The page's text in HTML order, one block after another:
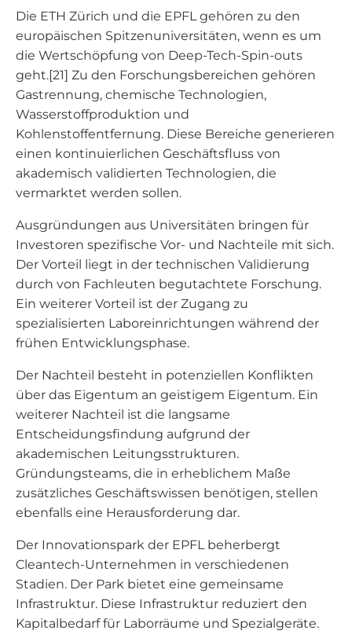
Die ETH Zürich und die EPFL gehören zu den
europäischen Spitzenuniversitäten, wenn es um
die Wertschöpfung von Deep-Tech-Spin-outs
geht.[21] Zu den Forschungsbereichen gehören
Gastrennung, chemische Technologien,
Wasserstoffproduktion und
Kohlenstoffentfernung. Diese Bereiche generieren
einen kontinuierlichen Geschäftsfluss von
akademisch validierten Technologien, die
vermarktet werden sollen.
Ausgründungen aus Universitäten bringen für
Investoren spezifische Vor- und Nachteile mit sich.
Der Vorteil liegt in der technischen Validierung
durch von Fachleuten begutachtete Forschung.
Ein weiterer Vorteil ist der Zugang zu
spezialisierten Laboreinrichtungen während der
frühen Entwicklungsphase.
Der Nachteil besteht in potenziellen Konflikten
über das Eigentum an geistigem Eigentum. Ein
weiterer Nachteil ist die langsame
Entscheidungsfindung aufgrund der
akademischen Leitungsstrukturen.
Gründungsteams, die in erheblichem Maße
zusätzliches Geschäftswissen benötigen, stellen
ebenfalls eine Herausforderung dar.
Der Innovationspark der EPFL beherbergt
Cleantech-Unternehmen in verschiedenen
Stadien. Der Park bietet eine gemeinsame
Infrastruktur. Diese Infrastruktur reduziert den
Kapitalbedarf für Laborräume und Spezialgeräte.